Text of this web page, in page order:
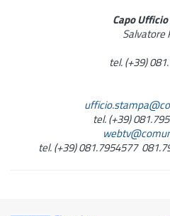
Capo
Salvatore
tel. (+39)
tel. (+39)
tel. (+39) 081.7954577